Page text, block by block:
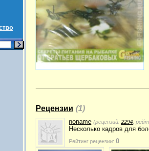
Рецензии (1)
noname (рецензий: 2294 ,
Несколько кадров для
Рейтинг рецензии: 0